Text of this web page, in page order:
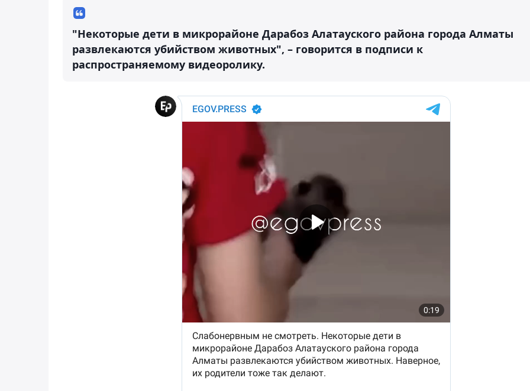
"Некоторые дети в микрорайоне Дарабоз Алатауского района города Алматы
развлекаются убийством животных", – говорится в подписи к
распространяемому видеоролику.